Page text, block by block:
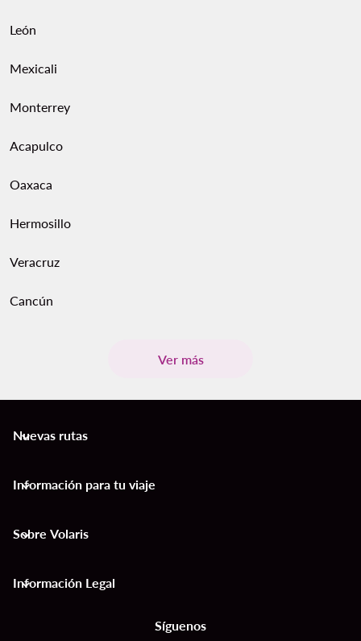
León
Mexicali
Monterrey
Acapulco
Oaxaca
Hermosillo
Veracruz
Cancún
Ver más
Nuevas rutas
keyboard_arrow_down
Información para tu viaje
keyboard_arrow_down
Sobre Volaris
keyboard_arrow_down
Información Legal
keyboard_arrow_down
Síguenos